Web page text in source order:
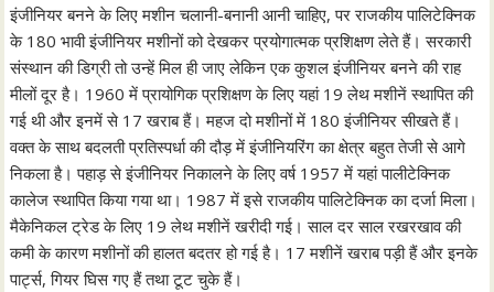
इंजीनियर बनने के लिए मशीन चलानी-बनानी आनी चाहिए, पर राजकीय पालिटेक्निक
के 180 भावी इंजीनियर मशीनों को देखकर प्रयोगात्मक प्रशिक्षण लेते हैं। सरकारी
संस्थान की डिग्री तो उन्हें मिल ही जाए लेकिन एक कुशल इंजीनियर बनने की राह
मीलों दूर है। 1960 में प्रायोगिक प्रशिक्षण के लिए यहां 19 लेथ मशीनें स्थापित की
गई थी और इनमें से 17 खराब हैं। महज दो मशीनों में 180 इंजीनियर सीखते हैं।
वक्त के साथ बदलती प्रतिस्पर्धा की दौड़ में इंजीनियरिंग का क्षेत्र बहुत तेजी से आगे
निकला है। पहाड़ से इंजीनियर निकालने के लिए वर्ष 1957 में यहां पालीटेक्निक
कालेज स्थापित किया गया था। 1987 में इसे राजकीय पालिटेक्निक का दर्जा मिला।
मैकेनिकल ट्रेड के लिए 19 लेथ मशीनें खरीदी गई। साल दर साल रखरखाव की
कमी के कारण मशीनों की हालत बदतर हो गई है। 17 मशीनें खराब पड़ी हैं और इनके
पार्ट्स, गियर घिस गए हैं तथा टूट चुके हैं।